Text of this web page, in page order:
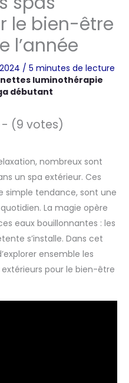
le bien-être
l’année
/ 5 minutes de lecture
luminothérapie
débutant
(9 votes)
nombreux sont
un spa extérieur. Ces
simple tendance, sont une
La magie opère
eaux bouillonnantes : les
s’installe. Dans cet
ensemble les
pour le bien-être